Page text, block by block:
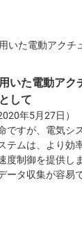
いた電動アク
して
年5月27日）
ですが、電気シ
テムは、より効
度制御を提供し
ータ収集が容易